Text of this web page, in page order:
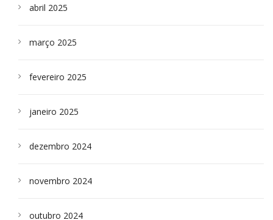
abril 2025
março 2025
fevereiro 2025
janeiro 2025
dezembro 2024
novembro 2024
outubro 2024